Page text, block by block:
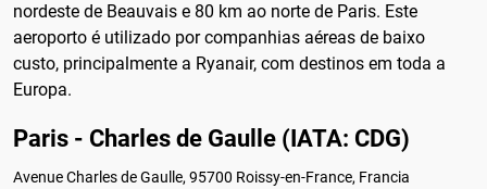
nordeste de Beauvais e 80 km ao norte de Paris. Este
aeroporto é utilizado por companhias aéreas de baixo
custo, principalmente a Ryanair, com destinos em toda a
Europa.
Paris - Charles de Gaulle (IATA: CDG)
Avenue Charles de Gaulle, 95700 Roissy-en-France, Francia